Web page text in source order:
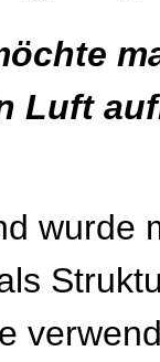
Luft
wurde